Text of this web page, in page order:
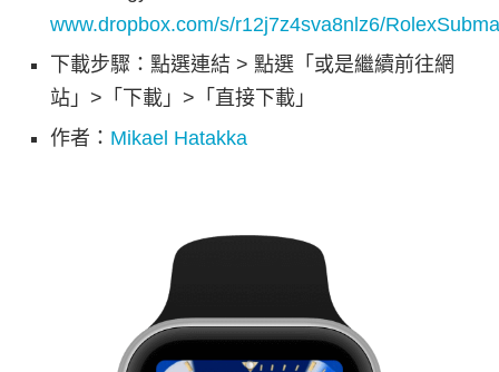
www.dropbox.com/s/r12j7z4sva8nlz6/
下載步驟：點選連結 > 點選「或是繼續前往網
站」>「下載」>「直接下載」
作者： Mikael Hatakka